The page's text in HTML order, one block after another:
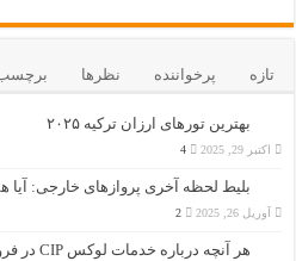
تازه پرخواننده نظرها
بهترین تورهای ارزان ترکیه ۲۰۲۵
اکتبر 29, 2025 4
بلیط لحظه آخری پروازهای خارجی:
آوریل 26, 2025 2
هر آنچه درباره خدمات لوکس CIP در فرودگاه‌ کیش باید بدانید